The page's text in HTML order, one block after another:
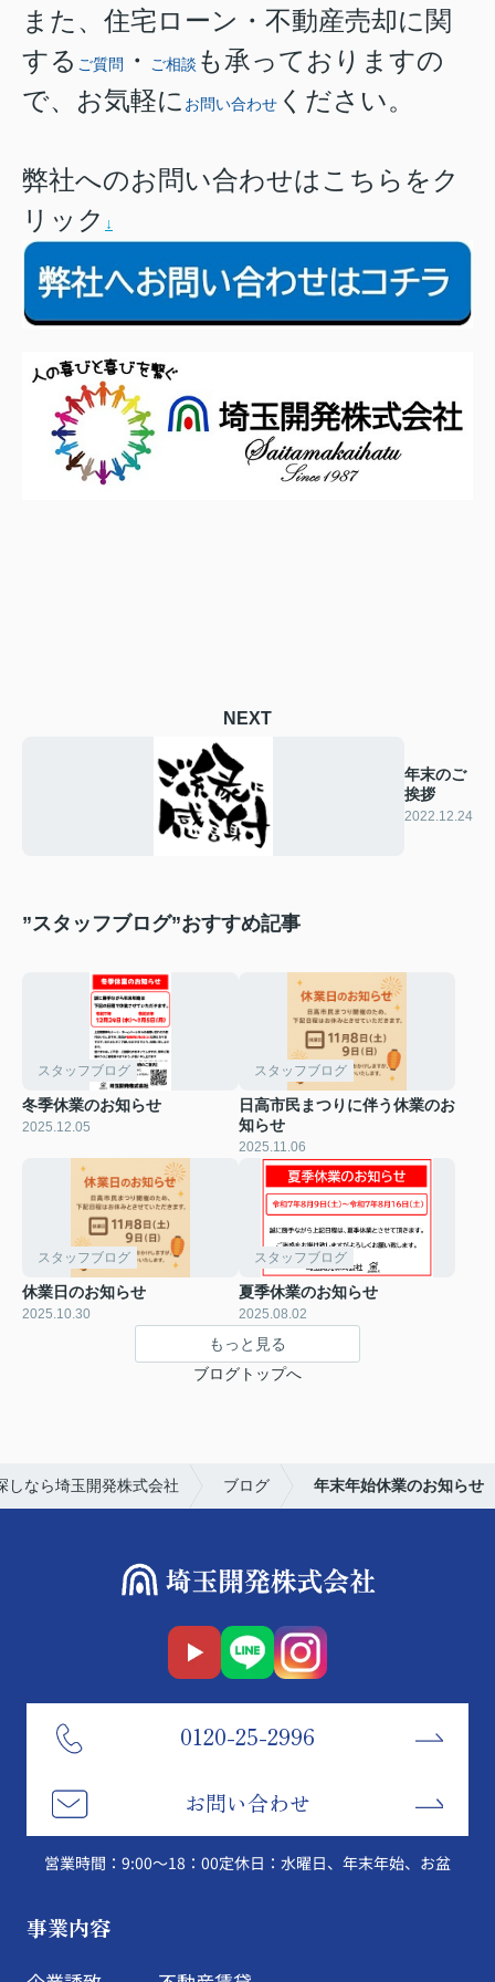
また、住宅ローン・不動産売却に関
する ご質問 ・ ご相談 も承っておりますの
で、お気軽に お問い合わせ ください。
弊社へのお問い合わせはこちらをク
リック ↓
NEXT
年末のご
挨拶
2022.12.24
”スタッフブログ”おすすめ記事
スタッフブログ
冬季休業のお知らせ
2025.12.05
スタッフブログ
日高市民まつりに伴う休業のお
知らせ
2025.11.06
スタッフブログ
休業日のお知らせ
2025.10.30
スタッフブログ
夏季休業のお知らせ
2025.08.02
もっと見る
ブログトップへ
しなら埼玉開発株式会社 ブログ 年末年始休業のお知らせ
0120-25-2996
お問い合わせ
営業時間：9:00～18：00定休日：水曜日、年末年始、お盆
事業内容